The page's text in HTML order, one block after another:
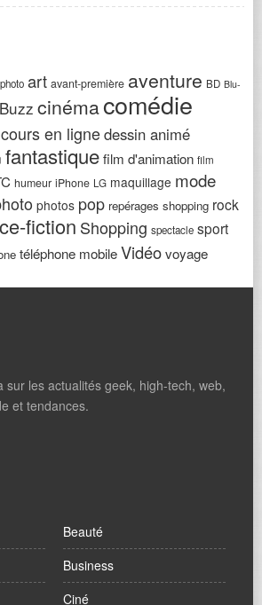
art avant-première aventure BD Blu-
Buzz cinémacomédie
en lignedessin animé
fantastiquefilm d'animation film
humeur iPhone LG maquillage mode
photos pop repérages shopping rock
fiction Shopping spectacle sport
téléphone mobileVidéovoyage
sur les actualités geek, high-tech, web,
et tendances.
Beauté
Business
Ciné